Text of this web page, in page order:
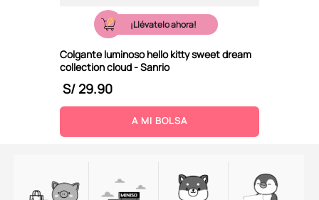
¡Llévatelo ahora!
Colgante luminoso hello kitty sweet dream
collection cloud - Sanrio
S/ 29.90
A MI BOLSA